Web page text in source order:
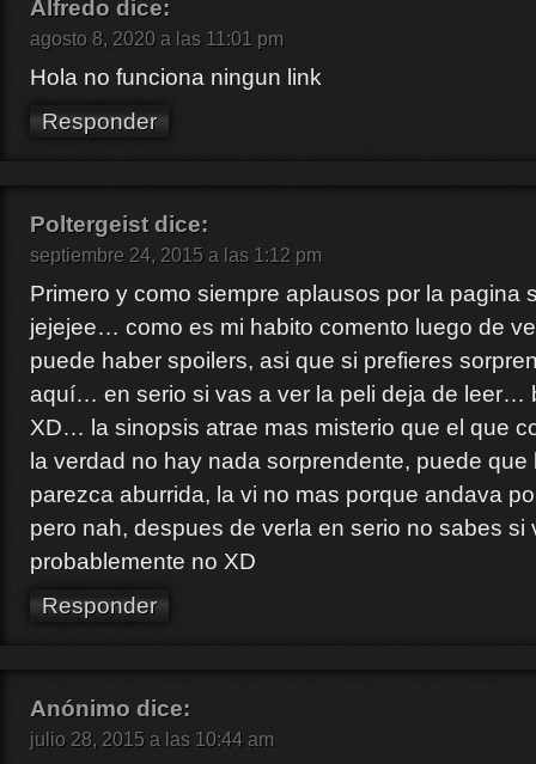
Alfredo dice:
agosto 8, 2020 a las 11:01 pm
Hola no funciona ningun link
Responder
Poltergeist dice:
septiembre 24, 2015 a las 1:12 pm
Primero y como siempre aplausos por la pagina
jejejee… como es mi habito comento luego de
puede haber spoilers, asi que si prefieres
aquí… en serio si vas a ver la peli deja de leer…
XD… la sinopsis atrae mas misterio que el que
la verdad no hay nada sorprendente, puede
parezca aburrida, la vi no mas porque andava
pero nah, despues de verla en serio no sabes
probablemente no XD
Responder
Anónimo dice:
julio 28, 2015 a las 10:44 am